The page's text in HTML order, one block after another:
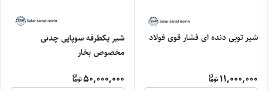
شیر توپی دنده ای فشار قوی فولاد
11,000,000
شیر یکطرفه سوپاپی چدنی
مخصوص بخار
50,000,000